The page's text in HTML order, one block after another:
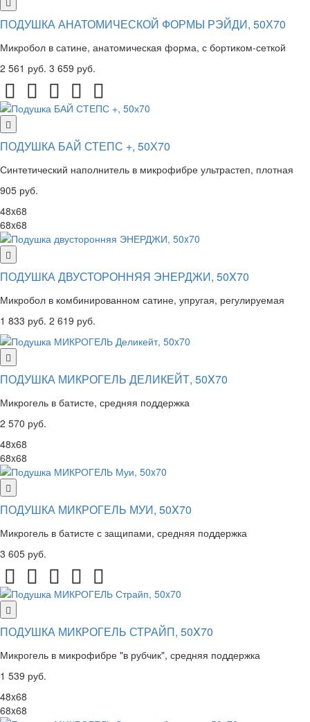
ПОДУШКА АНАТОМИЧЕСКОЙ ФОРМЫ РЭЙДИ, 50Х70
Микробол в сатине, анатомическая форма, с бортиком-сеткой
2 561 руб. 3 659 руб.
ПОДУШКА БАЙ СТЕПС +, 50Х70
Синтетический наполнитель в микрофибре ультрастеп, плотная
905 руб.
48x68
68x68
ПОДУШКА ДВУСТОРОННЯЯ ЭНЕРДЖИ, 50X70
Микробол в комбинированном сатине, упругая, регулируемая
1 833 руб. 2 619 руб.
ПОДУШКА МИКРОГЕЛЬ ДЕЛИКЕЙТ, 50X70
Микрогель в батисте, средняя поддержка
2 570 руб.
48x68
68x68
ПОДУШКА МИКРОГЕЛЬ МУИ, 50X70
Микрогель в батисте с защипами, средняя поддержка
3 605 руб.
ПОДУШКА МИКРОГЕЛЬ СТРАЙП, 50X70
Микрогель в микрофибре "в рубчик", средняя поддержка
1 539 руб.
48x68
68x68